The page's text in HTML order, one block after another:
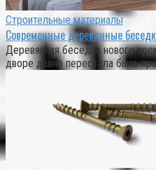
Строительные материалы
Современные деревянные
Деревянная беседка нового
дворе давно перестала быть